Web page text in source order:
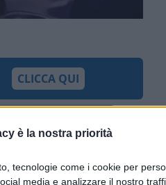
è la nostra priorità
tecnologie come i cookie per
media e analizzare il nostro
CLICCA QUI
0:00/--:--
Schleindopo il